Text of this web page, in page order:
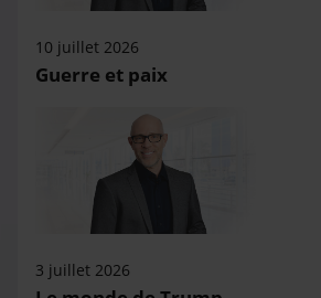
10 juillet 2026
Guerre et paix
3 juillet 2026